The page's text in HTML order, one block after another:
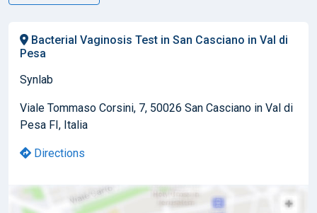
Bacterial Vaginosis Test in San Casciano in Val di
Pesa
Synlab
Viale Tommaso Corsini, 7, 50026 San Casciano in Val di
Pesa FI, Italia
Directions